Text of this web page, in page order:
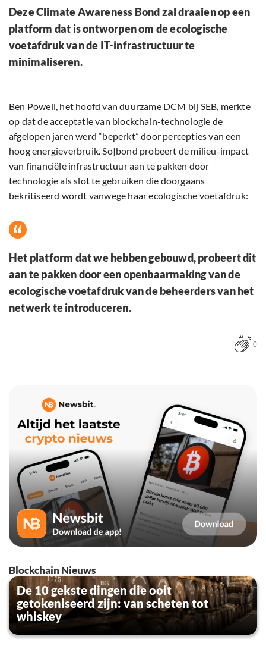
Deze Climate Awareness Bond zal draaien op een
platform dat is ontworpen om de ecologische
voetafdruk van de IT-infrastructuur te
minimaliseren.
Ben Powell, het hoofd van duurzame DCM bij SEB, merkte
op dat de acceptatie van blockchain-technologie de
afgelopen jaren werd “beperkt” door percepties van een
hoog energieverbruik. So|bond probeert de milieu-impact
van financiële infrastructuur aan te pakken door
technologie als slot te gebruiken die doorgaans
bekritiseerd wordt vanwege haar ecologische voetafdruk:
Het platform dat we hebben gebouwd, probeert dit
aan te pakken door een openbaarmaking van de
ecologische voetafdruk van de beheerders van het
netwerk te introduceren.
0
Blockchain Nieuws
De 10 gekste dingen die ooit
getokeniseerd zijn: van scheten tot
whiskey